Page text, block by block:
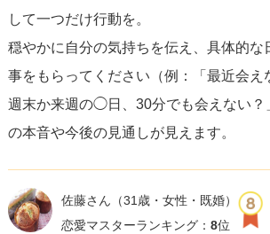
して一つだけ行動を。
穏やかに自分の気持ちを伝え、具体的な
事をもらってください（例：「最近会え
週末か来週の◯日、30分でも会えない？
の本音や今後の見通しが見えます。
佐藤さん （31歳・女性・既婚）
恋愛マスターランキング： 8位